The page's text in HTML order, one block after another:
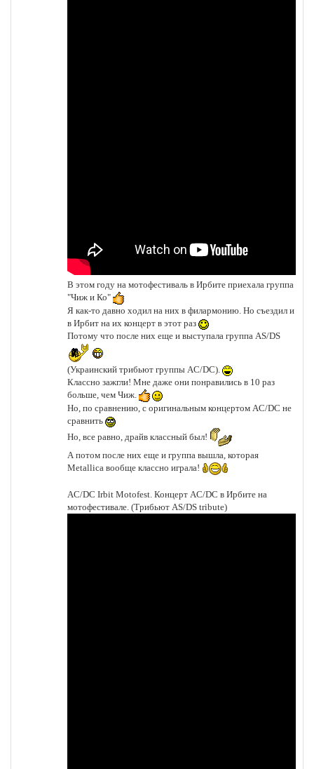
В этом году на мотофестиваль в Ирбите приехала группа
"Чиж и Ко"
Я как-то давно ходил на них в филармонию. Но съездил и
в Ирбит на их концерт в этот раз
Потому что после них еще и выступала группа AS/DS
(Украинский трибьют группы AC/DC).
Классно зажгли! Мне даже они понравились в 10 раз
больше, чем Чиж.
Но, по сравнению, с оригинальным концертом AC/DC не
сравнить
Но, все равно, драйв классный был!
А потом после них еще и группа вышла, которая
Metallica вообще классно играла!
AC/DC Irbit Motofest. Концерт AC/DC в Ирбите на
мотофестивале. (Трибьют AS/DS tribute)